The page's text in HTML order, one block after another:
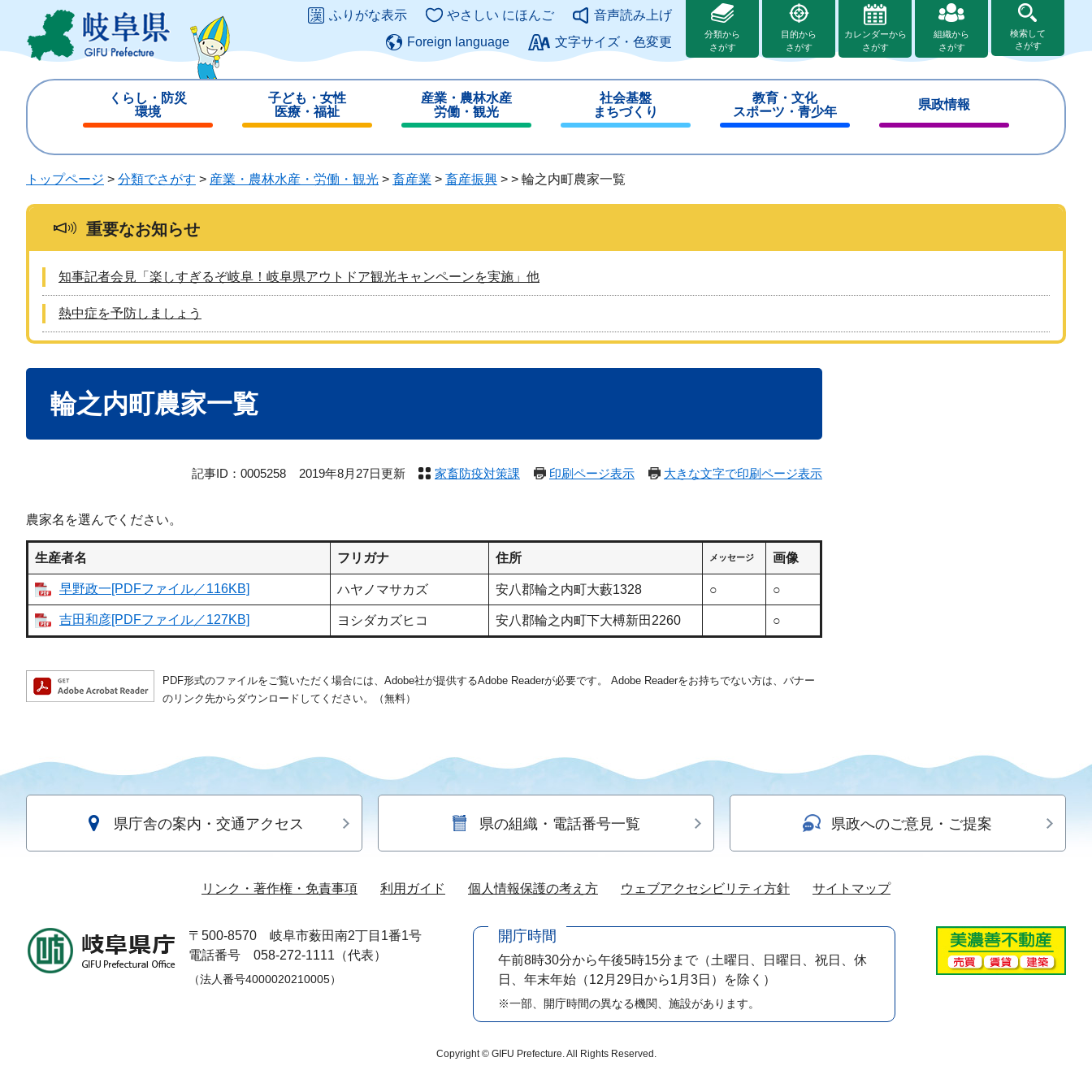
ジ
ュ
このページの本文へ
ふりがな表示 やさしい にほんご
音声読み上げ
Foreign language
文字サイズ・色変更
分類から
さがす
目的から
さがす
カレンダーから
さがす
組織から
さがす
検索して
さがす
くらし・防災
環境
じ
子ども・女性
医療・福祉
じ
る
産業・農林水産
労働・観光
じ
る
社会基盤
まちづくり
じ
る
教育・文化
スポーツ・青少年
じ
県政情報
じ
トップページ > 分類でさがす > 産業・農林水産・労働・観光 > 畜産業 > 畜産振興 > > 輪之内町農家一覧
重要なお知らせ
知事記者会見「楽しすぎるぞ岐阜！岐阜県アウトドア観光キャンペーンを実施」他
熱中症を予防しましょう
輪之内町農家一覧
記事ID：0005258 2019年8月27日更新 家畜防疫対策課 印刷ページ表示 大きな文字で印刷ページ表示
農家名を選んでください。
生産者名 フリガナ 住所 メッセージ 画像
早野政一[PDFファイル／116KB] ハヤノマサカズ 安八郡輪之内町大藪1328 ○ ○
吉田和彦[PDFファイル／127KB] ヨシダカズヒコ 安八郡輪之内町下大榑新田2260 ○
PDF形式のファイルをご覧いただく場合には、Adobe社が提供するAdobe Readerが必要です。
Adobe Readerをお持ちでない方は、バナー
のリンク先からダウンロードしてください。（無料）
県庁舎の案内・交通アクセス 県の組織・電話番号一覧 県政へのご意見・ご提案
リンク・著作権・免責事項 利用ガイド 個人情報保護の考え方 ウェブアクセシビリティ方針 サイトマップ
〒500-8570
岐阜市薮田南2丁目1番1号
電話番号 058-272-1111（代表）
（法人番号4000020210005）
開庁時間
午前8時30分から午後5時15分まで （土曜日、日曜日、祝日、休
日、年末年始（12月29日から1月3日）を除く）
※一部、開庁時間の異なる機関、施設があります。
Copyright © GIFU Prefecture. All Rights Reserved.